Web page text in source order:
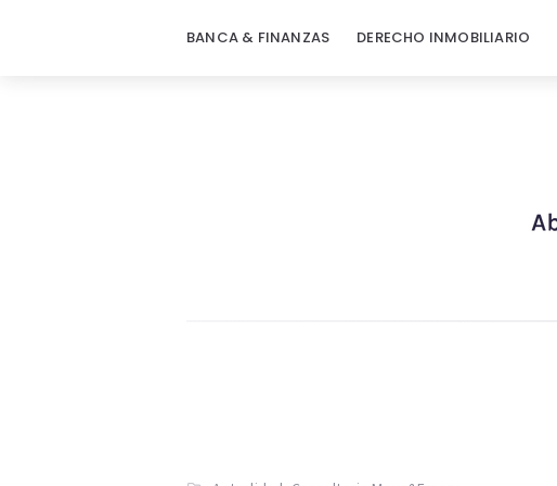
BANCA & FINANZAS DERECHO INMOBILIARIO